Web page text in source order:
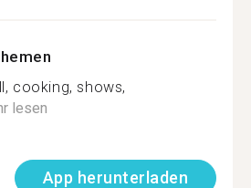
cooking, shows,
lesen
App herunterladen